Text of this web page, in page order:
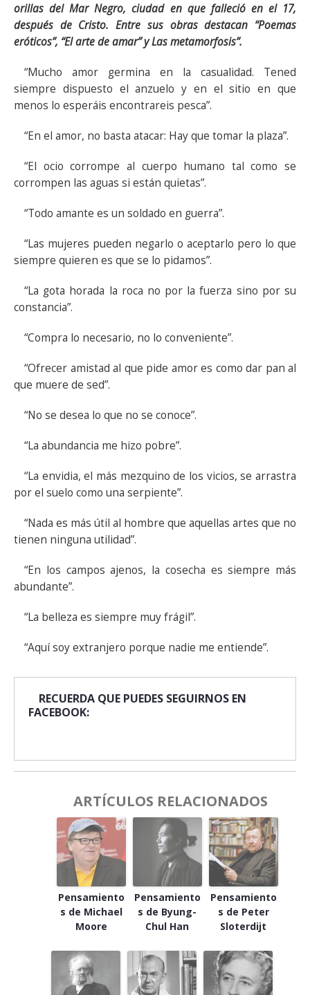
orillas del Mar Negro, ciudad en que falleció en el 17,
después de Cristo. Entre sus obras destacan “Poemas
eróticos”, “El arte de amar” y Las metamorfosis”.
“Mucho amor germina en la casualidad. Tened
siempre dispuesto el anzuelo y en el sitio en que
menos lo esperáis encontrareis pesca”.
“En el amor, no basta atacar: Hay que tomar la plaza”.
“El ocio corrompe al cuerpo humano tal como se
corrompen las aguas si están quietas”.
“Todo amante es un soldado en guerra”.
“Las mujeres pueden negarlo o aceptarlo pero lo que
siempre quieren es que se lo pidamos”.
“La gota horada la roca no por la fuerza sino por su
constancia”.
“Compra lo necesario, no lo conveniente”.
“Ofrecer amistad al que pide amor es como dar pan al
que muere de sed”.
“No se desea lo que no se conoce”.
“La abundancia me hizo pobre”.
“La envidia, el más mezquino de los vicios, se arrastra
por el suelo como una serpiente”.
“Nada es más útil al hombre que aquellas artes que no
tienen ninguna utilidad”.
“En los campos ajenos, la cosecha es siempre más
abundante”.
“La belleza es siempre muy frágil”.
“Aquí soy extranjero porque nadie me entiende”.
RECUERDA QUE PUEDES SEGUIRNOS EN
FACEBOOK:
ARTÍCULOS RELACIONADOS
Pensamiento
s de Michael
Moore
Pensamiento
s de Byung-
Chul Han
Pensamiento
s de Peter
Sloterdijt